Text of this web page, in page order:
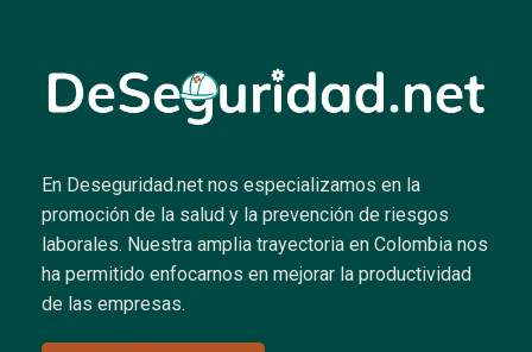
En Deseguridad.net nos especializamos en la
promoción de la salud y la prevención de riesgos
laborales. Nuestra amplia trayectoria en Colombia nos
ha permitido enfocarnos en mejorar la productividad
de las empresas.